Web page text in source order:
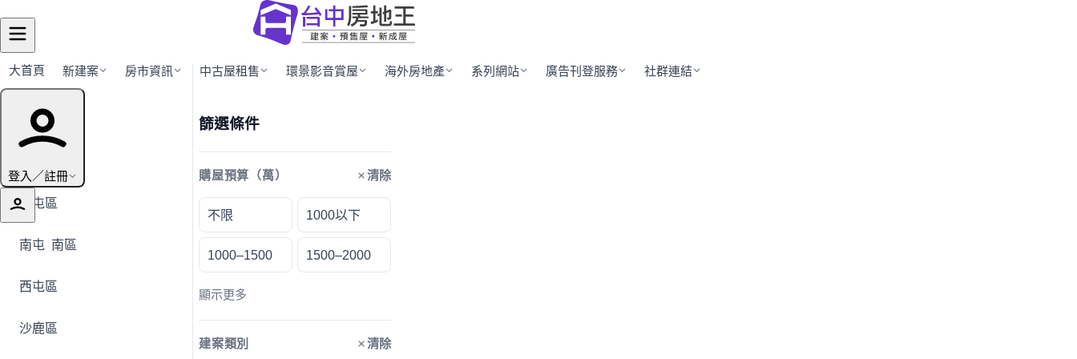
大首頁 新建案 房市資訊 中古屋租售 環景影音賞屋 海外房地產 系列網站 廣告刊登服務 社群連結
登入／註冊
行政區導覽
北屯區
南屯 南區
西屯區
沙鹿區
篩選條件
購屋預算（萬） 清除
不限 1000以下
1000–1500 1500–2000
顯示更多
建案類別 清除